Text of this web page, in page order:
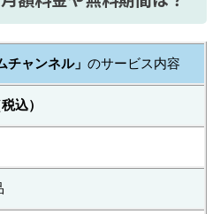
チャンネル」 のサービス内容
込）